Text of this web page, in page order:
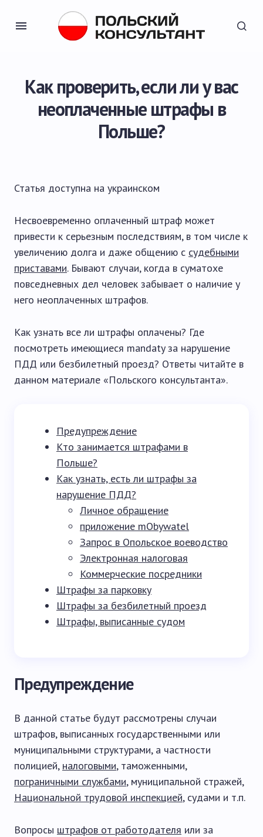
Как проверить, если ли у вас
неоплаченные штрафы в
Польше?
Статья доступна на украинском
Несвоевременно оплаченный штраф может
привести к серьезным последствиям, в том числе к
увеличению долга и даже общению с судебными
приставами. Бывают случаи, когда в суматохе
повседневных дел человек забывает о наличие у
него неоплаченных штрафов.
Как узнать все ли штрафы оплачены? Где
посмотреть имеющиеся mandaty за нарушение
ПДД или безбилетный проезд? Ответы читайте в
данном материале «Польского консультанта».
Предупреждение
Кто занимается штрафами в
Польше?
Как узнать, есть ли штрафы за
нарушение ПДД?
Личное обращение
приложение mObywatel
Запрос в Опольское воеводство
Электронная налоговая
Коммерческие посредники
Штрафы за парковку
Штрафы за безбилетный проезд
Штрафы, выписанные судом
Предупреждение
В данной статье будут рассмотрены случаи
штрафов, выписанных государственными или
муниципальными структурами, а частности
полицией, налоговыми, таможенными,
пограничными службами, муниципальной стражей,
Национальной трудовой инспекцией, судами и т.п.
Вопросы штрафов от работодателя или за